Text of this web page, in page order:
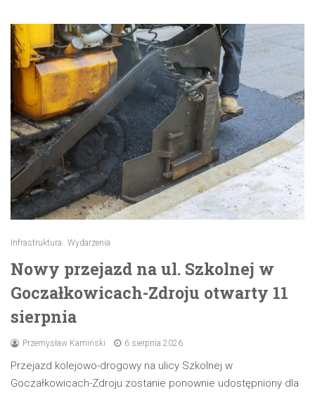
Infrastruktura Wydarzenia
Nowy przejazd na ul. Szkolnej w
Goczałkowicach-Zdroju otwarty 11
sierpnia
Przemysław Kamiński 6 sierpnia 2026
Przejazd kolejowo-drogowy na ulicy Szkolnej w
Goczałkowicach-Zdroju zostanie ponownie udostępniony dla